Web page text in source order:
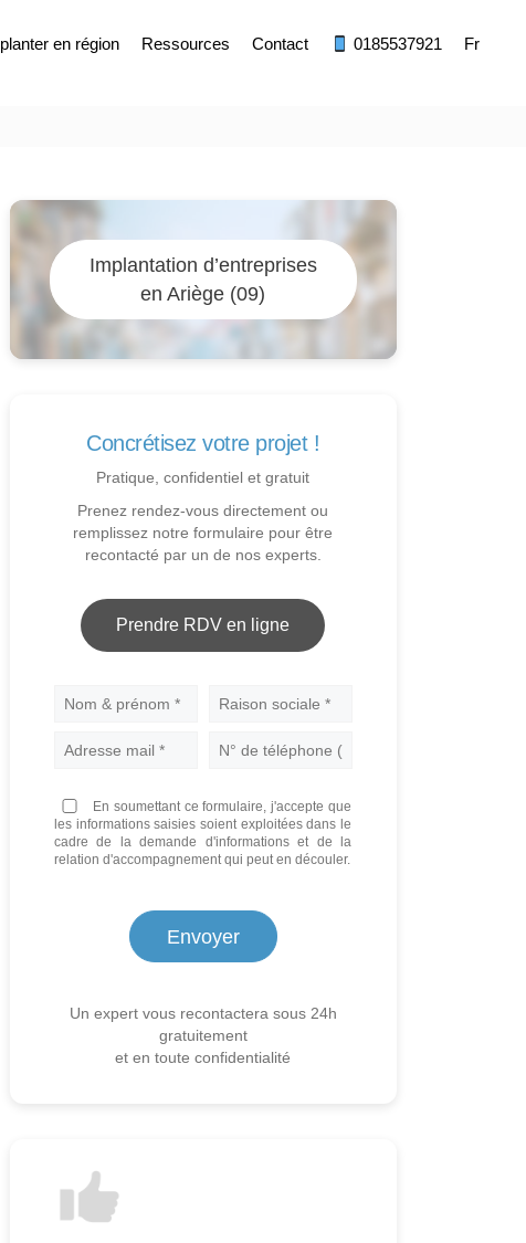
en région Ressources Contact 0185537921 Fr
Implantation d’entreprises
en Ariège (09)
Concrétisez votre projet !
Pratique, confidentiel et gratuit
Prenez rendez-vous directement ou
remplissez notre formulaire pour être
recontacté par un de nos experts.
Prendre RDV en ligne
Nom
En soumettant ce formulaire, j'accepte que
les informations saisies soient exploitées dans le
cadre de la demande d'informations et de la
relation d'accompagnement qui peut en découler.
Un expert vous recontactera sous 24h
gratuitement
et en toute confidentialité